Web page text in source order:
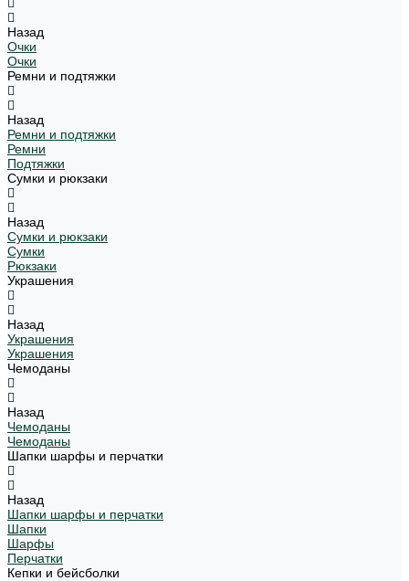
Назад
Очки
Очки
Ремни и подтяжки
Назад
Ремни и подтяжки
Ремни
Подтяжки
Сумки и рюкзаки
Назад
Сумки и рюкзаки
Сумки
Рюкзаки
Украшения
Назад
Украшения
Украшения
Чемоданы
Назад
Чемоданы
Чемоданы
Шапки шарфы и перчатки
Назад
Шапки шарфы и перчатки
Шапки
Шарфы
Перчатки
Кепки и бейсболки